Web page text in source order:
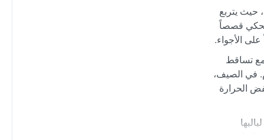
حيث يتربع
تحكي قصصاً
الأجواء.
مئوية، وشتاء بارد جداً مع تساقط
في الصيف،
الحرارة